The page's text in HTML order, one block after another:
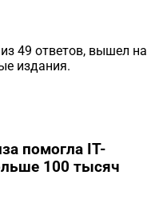
49 ответов, вышел на
издания.
помогла IT-
100 тысяч